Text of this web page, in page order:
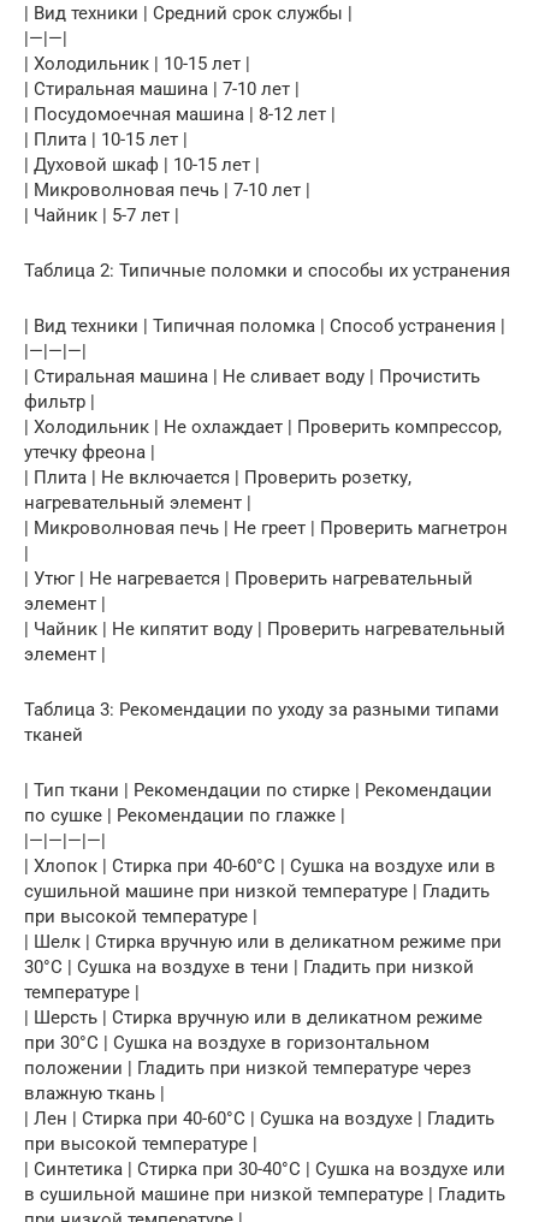
| Вид техники | Средний срок службы |
|—|—|
| Холодильник | 10-15 лет |
| Стиральная машина | 7-10 лет |
| Посудомоечная машина | 8-12 лет |
| Плита | 10-15 лет |
| Духовой шкаф | 10-15 лет |
| Микроволновая печь | 7-10 лет |
| Чайник | 5-7 лет |
Таблица 2: Типичные поломки и способы их устранения
| Вид техники | Типичная поломка | Способ устранения |
|—|—|—|
| Стиральная машина | Не сливает воду | Прочистить
фильтр |
| Холодильник | Не охлаждает | Проверить компрессор,
утечку фреона |
| Плита | Не включается | Проверить розетку,
нагревательный элемент |
| Микроволновая печь | Не греет | Проверить магнетрон
|
| Утюг | Не нагревается | Проверить нагревательный
элемент |
| Чайник | Не кипятит воду | Проверить нагревательный
элемент |
Таблица 3: Рекомендации по уходу за разными типами
тканей
| Тип ткани | Рекомендации по стирке | Рекомендации
по сушке | Рекомендации по глажке |
|—|—|—|—|
| Хлопок | Стирка при 40-60°C | Сушка на воздухе или в
сушильной машине при низкой температуре | Гладить
при высокой температуре |
| Шелк | Стирка вручную или в деликатном режиме при
30°C | Сушка на воздухе в тени | Гладить при низкой
температуре |
| Шерсть | Стирка вручную или в деликатном режиме
при 30°C | Сушка на воздухе в горизонтальном
положении | Гладить при низкой температуре через
влажную ткань |
| Лен | Стирка при 40-60°C | Сушка на воздухе | Гладить
при высокой температуре |
| Синтетика | Стирка при 30-40°C | Сушка на воздухе или
в сушильной машине при низкой температуре | Гладить